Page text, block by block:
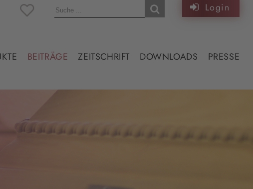
Login
BEITRÄGE ZEITSCHRIFT DOWNLOADS PRESSE